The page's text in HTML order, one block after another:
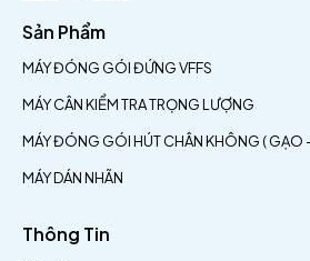
Sản Phẩm
MÁY ĐÓNG GÓI ĐỨNG VFFS
MÁY CÂN KIỂM TRA TRỌNG LƯỢNG
MÁY ĐÓNG GÓI HÚT CHÂN KHÔNG ( GẠO
MÁY DÁN NHÃN
Thông Tin